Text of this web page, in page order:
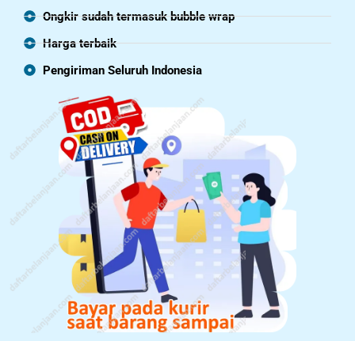
Ongkir sudah termasuk bubble wrap
Harga terbaik
Pengiriman Seluruh Indonesia